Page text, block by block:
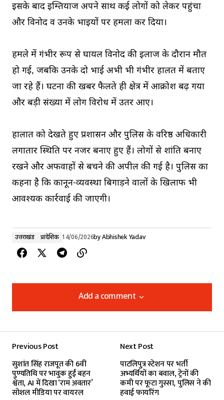
इसके बाद इम्तियाज अपने साथ कई लोगों को लेकर पहुंचा
और विनोद व उनके भाइयों पर हमला कर दिया।
हमले में गंभीर रूप से घायल विनोद की इलाज के दौरान मौत
हो गई, जबकि उनके दो भाई अभी भी गंभीर हालत में बताए
जा रहे हैं। घटना की खबर फैलते ही क्षेत्र में आक्रोश बढ़ गया
और बड़ी संख्या में लोग विरोध में उतर आए।
हालात को देखते हुए प्रशासन और पुलिस के वरिष्ठ अधिकारी
लगातार स्थिति पर नजर बनाए हुए हैं। लोगों से शांति बनाए
रखने और अफवाहों से बचने की अपील की गई है। पुलिस का
कहना है कि कानून-व्यवस्था बिगाड़ने वालों के खिलाफ भी
आवश्यक कार्रवाई की जाएगी।
उत्तराखंड प्रादेशिक 14/06/2026byAbhishek Yadav
Add a comment
Add a comment
Required fields are marked*
Comment*
Previous Post
सुशांत सिंह राजपूत की 6वीं
पुण्यतिथि पर भावुक हुईं बहन
श्वेता, AI में दिखा ‘राम अवतार’
सोशल मीडिया पर वायरल
Next Post
पाटलिपुत्र स्टेशन पर भर्ती
अभ्यर्थियों का बवाल, ट्रेनों की
कमी पर फूटा गुस्सा, पुलिस ने की
हवाई फायरिंग